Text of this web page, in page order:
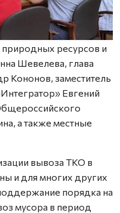
природных ресурсов и
Шевелева, глава
Кононов, заместитель
Евгений
а также местные
вывоза ТКО в
и для многих других
порядка на
мусора в период